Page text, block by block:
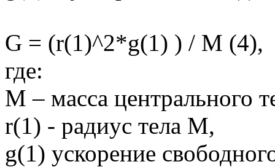
G = (r(1)^2*g(1) ) / M (4),
где:
M – масса центрального
r(1) - радиус тела М,
g(1) ускорение